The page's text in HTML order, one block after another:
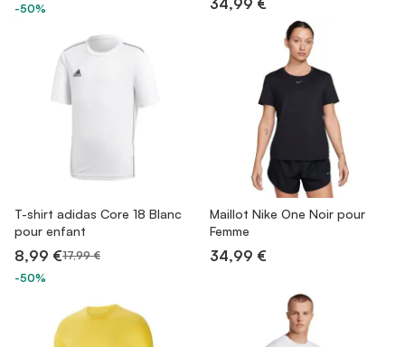
-50%
34,99 €
T-shirt adidas Core 18 Blanc
pour enfant
8,99 €17,99 €
-50%
Maillot Nike One Noir pour
Femme
34,99 €